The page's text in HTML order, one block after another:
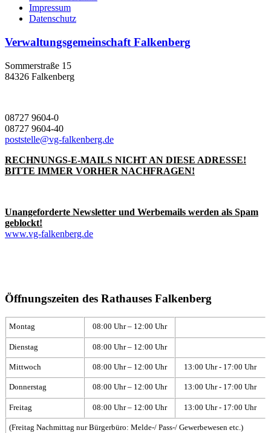
Impressum
Datenschutz
Verwaltungsgemeinschaft Falkenberg
Sommerstraße 15
84326 Falkenberg
08727 9604-0
08727 9604-40
poststelle@vg-falkenberg.de
RECHNUNGS-E-MAILS NICHT AN DIESE ADRESSE!
BITTE IMMER VORHER NACHFRAGEN!
Unangeforderte Newsletter und Werbemails werden als Spam
geblockt!
www.vg-falkenberg.de
Öffnungszeiten des Rathauses Falkenberg
Montag 08:00 Uhr – 12:00 Uhr
Dienstag 08:00 Uhr – 12:00 Uhr
Mittwoch 08:00 Uhr – 12:00 Uhr 13:00 Uhr - 17:00 Uhr
Donnerstag 08:00 Uhr – 12:00 Uhr 13:00 Uhr - 17:00 Uhr
Freitag 08:00 Uhr – 12:00 Uhr 13:00 Uhr - 17:00 Uhr
(Freitag Nachmittag nur Bürgerbüro: Melde-/ Pass-/ Gewerbewesen etc.)